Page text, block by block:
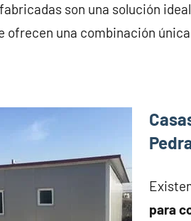
son una solución
ofrecen una combinación
para